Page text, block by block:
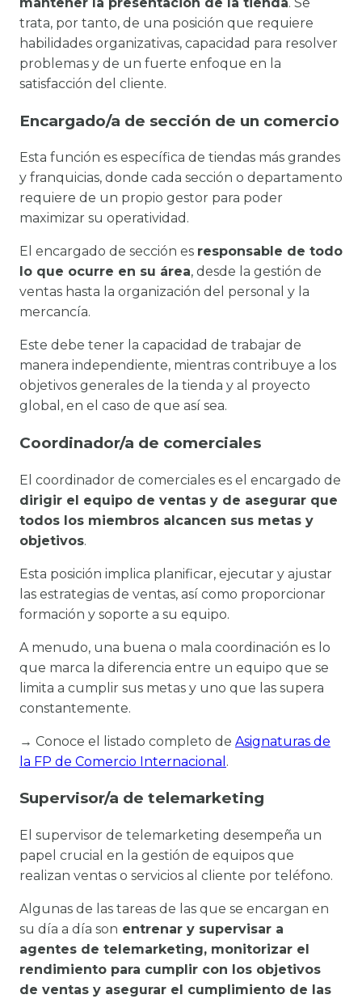
trata, por tanto, de una posición que requiere
habilidades organizativas, capacidad para resolver
problemas y de un fuerte enfoque en la
satisfacción del cliente.
Encargado/a de sección de un comercio
Esta función es específica de tiendas más grandes
y franquicias, donde cada sección o departamento
requiere de un propio gestor para poder
maximizar su operatividad.
El encargado de sección es responsable de todo
lo que ocurre en su área, desde la gestión de
ventas hasta la organización del personal y la
mercancía.
Este debe tener la capacidad de trabajar de
manera independiente, mientras contribuye a los
objetivos generales de la tienda y al proyecto
global, en el caso de que así sea.
Coordinador/a de comerciales
El coordinador de comerciales es el encargado de
dirigir el equipo de ventas y de asegurar que
todos los miembros alcancen sus metas y
objetivos.
Esta posición implica planificar, ejecutar y ajustar
las estrategias de ventas, así como proporcionar
formación y soporte a su equipo.
A menudo, una buena o mala coordinación es lo
que marca la diferencia entre un equipo que se
limita a cumplir sus metas y uno que las supera
constantemente.
→ Conoce el listado completo de Asignaturas de
la FP de Comercio Internacional .
Supervisor/a de telemarketing
El supervisor de telemarketing desempeña un
papel crucial en la gestión de equipos que
realizan ventas o servicios al cliente por teléfono.
Algunas de las tareas de las que se encargan en
su día a día son entrenar y supervisar a
agentes de telemarketing, monitorizar el
rendimiento para cumplir con los objetivos
de ventas y asegurar el cumplimiento de las